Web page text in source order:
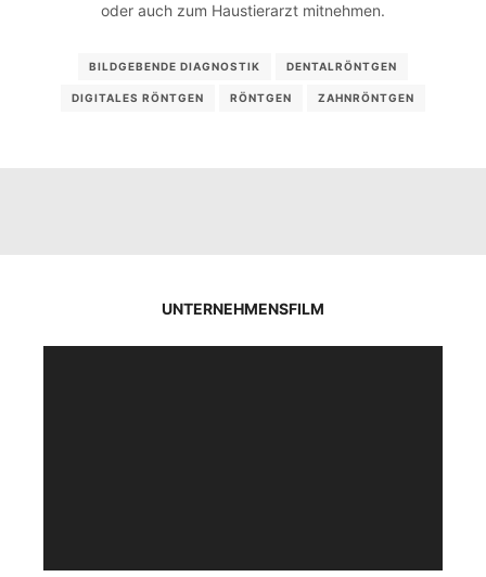
oder auch zum Haustierarzt mitnehmen.
BILDGEBENDE DIAGNOSTIK DENTALRÖNTGEN
DIGITALES RÖNTGEN RÖNTGEN ZAHNRÖNTGEN
UNTERNEHMENSFILM